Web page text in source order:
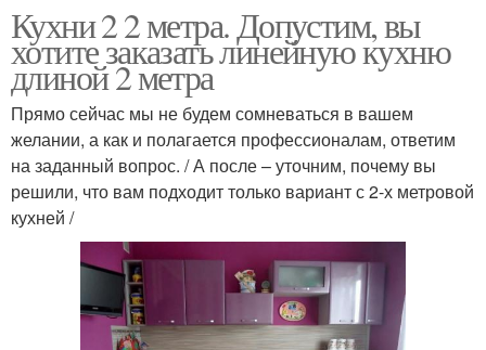
Кухни 2 2 метра. Допустим, вы
хотите заказать линейную кухню
длиной 2 метра
Прямо сейчас мы не будем сомневаться в вашем
желании, а как и полагается профессионалам, ответим
на заданный вопрос. / А после – уточним, почему вы
решили, что вам подходит только вариант с 2-х метровой
кухней /